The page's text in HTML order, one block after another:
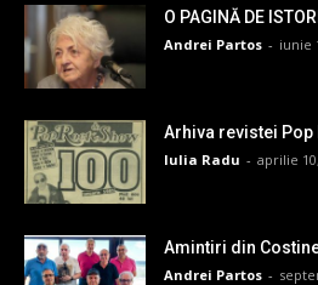
O PAGINĂ DE
Andrei Partos - iunie
Arhiva revistei Pop
Iulia Radu - aprilie
Amintiri din
Andrei Partos -